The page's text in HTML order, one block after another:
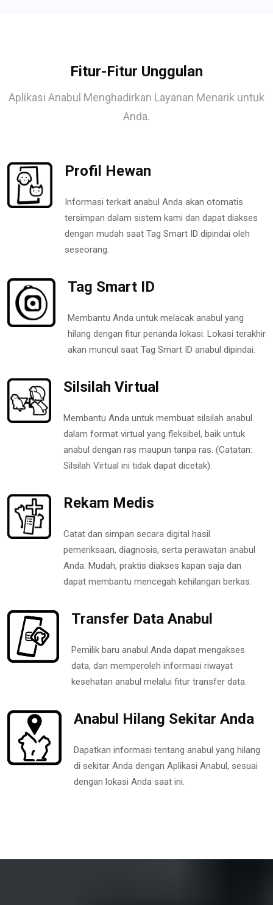
Fitur-Fitur Unggulan
Aplikasi Anabul Menghadirkan Layanan Menarik untuk
Anda.
Profil Hewan
Informasi terkait anabul Anda akan otomatis
tersimpan dalam sistem kami dan dapat diakses
dengan mudah saat Tag Smart ID dipindai oleh
seseorang.
Tag Smart ID
Membantu Anda untuk melacak anabul yang
hilang dengan fitur penanda lokasi. Lokasi terakhir
akan muncul saat Tag Smart ID anabul dipindai.
Silsilah Virtual
Membantu Anda untuk membuat silsilah anabul
dalam format virtual yang fleksibel, baik untuk
anabul dengan ras maupun tanpa ras. (Catatan:
Silsilah Virtual ini tidak dapat dicetak).
Rekam Medis
Catat dan simpan secara digital hasil
pemeriksaan, diagnosis, serta perawatan anabul
Anda. Mudah, praktis diakses kapan saja dan
dapat membantu mencegah kehilangan berkas.
Transfer Data Anabul
Pemilik baru anabul Anda dapat mengakses
data, dan memperoleh informasi riwayat
kesehatan anabul melalui fitur transfer data.
Anabul Hilang Sekitar Anda
Dapatkan informasi tentang anabul yang hilang
di sekitar Anda dengan Aplikasi Anabul, sesuai
dengan lokasi Anda saat ini.